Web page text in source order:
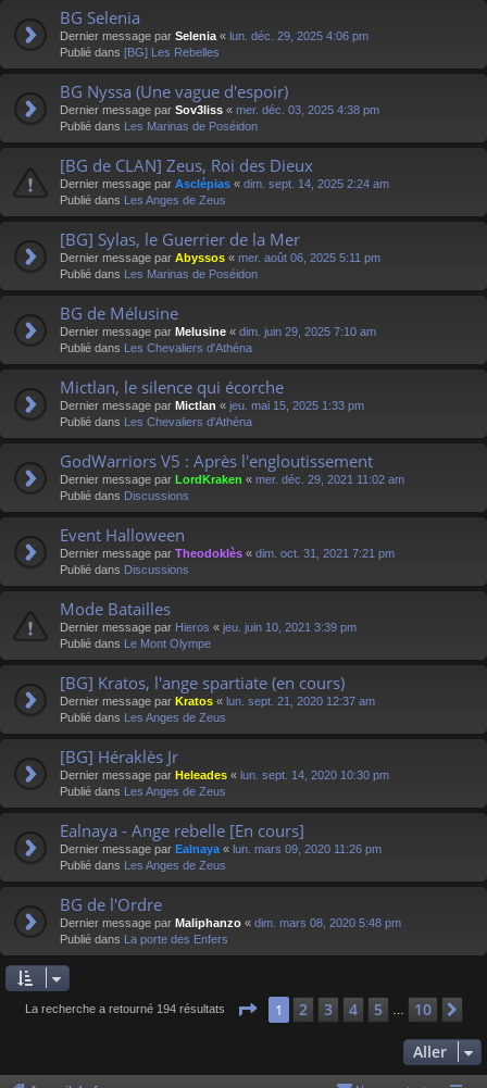
BG Selenia
Dernier message par Selenia « lun. déc. 29, 2025 4:06 pm
Publié dans [BG] Les Rebelles
BG Nyssa (Une vague d'espoir)
Dernier message par Sov3liss « mer. déc. 03, 2025 4:38 pm
Publié dans Les Marinas de Poséidon
[BG de CLAN] Zeus, Roi des Dieux
Dernier message par Asclépias « dim. sept. 14, 2025 2:24 am
Publié dans Les Anges de Zeus
[BG] Sylas, le Guerrier de la Mer
Dernier message par Abyssos « mer. août 06, 2025 5:11 pm
Publié dans Les Marinas de Poséidon
BG de Mélusine
Dernier message par Melusine « dim. juin 29, 2025 7:10 am
Publié dans Les Chevaliers d'Athéna
Mictlan, le silence qui écorche
Dernier message par Mictlan « jeu. mai 15, 2025 1:33 pm
Publié dans Les Chevaliers d'Athéna
GodWarriors V5 : Après l'engloutissement
Dernier message par LordKraken « mer. déc. 29, 2021 11:02 am
Publié dans Discussions
Event Halloween
Dernier message par Theodoklès « dim. oct. 31, 2021 7:21 pm
Publié dans Discussions
Mode Batailles
Dernier message par Hieros « jeu. juin 10, 2021 3:39 pm
Publié dans Le Mont Olympe
[BG] Kratos, l'ange spartiate (en cours)
Dernier message par Kratos « lun. sept. 21, 2020 12:37 am
Publié dans Les Anges de Zeus
[BG] Héraklès Jr
Dernier message par Heleades « lun. sept. 14, 2020 10:30 pm
Publié dans Les Anges de Zeus
Ealnaya - Ange rebelle [En cours]
Dernier message par Ealnaya « lun. mars 09, 2020 11:26 pm
Publié dans Les Anges de Zeus
BG de l'Ordre
Dernier message par Maliphanzo « dim. mars 08, 2020 5:48 pm
Publié dans La porte des Enfers
La recherche a retourné 194 résultats Page 1sur 10
1 2 3 4 5 10
Aller